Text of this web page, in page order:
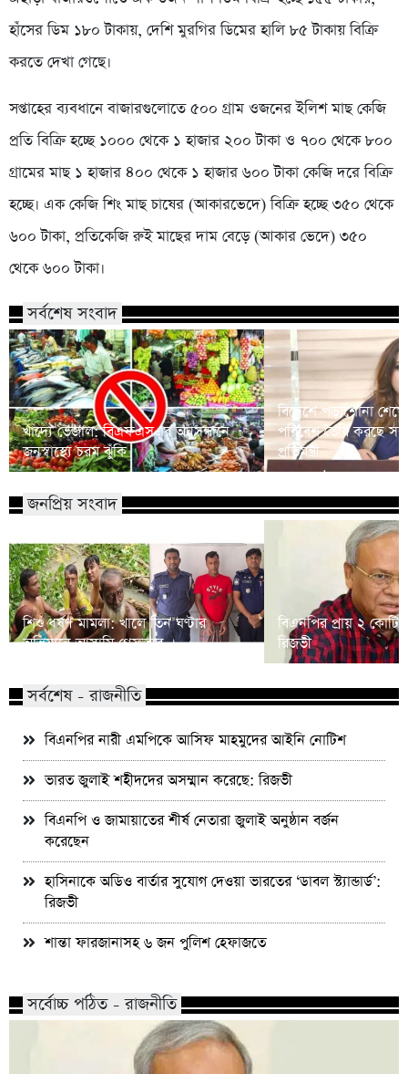
হাঁসের ডিম ১৮০ টাকায়, দেশি মুরগির ডিমের হালি ৮৫ টাকায় বিক্রি
করতে দেখা গেছে।
সপ্তাহের ব্যবধানে বাজারগুলোতে ৫০০ গ্রাম ওজনের ইলিশ মাছ কেজি
প্রতি বিক্রি হচ্ছে ১০০০ থেকে ১ হাজার ২০০ টাকা ও ৭০০ থেকে ৮০০
গ্রামের মাছ ১ হাজার ৪০০ থেকে ১ হাজার ৬০০ টাকা কেজি দরে বিক্রি
হচ্ছে। এক কেজি শিং মাছ চাষের (আকারভেদে) বিক্রি হচ্ছে ৩৫০ থেকে
৬০০ টাকা, প্রতিকেজি রুই মাছের দাম বেড়ে (আকার ভেদে) ৩৫০
থেকে ৬০০ টাকা।
সর্বশেষ সংবাদ
খাদ্যে ভেজাল: বিএফএসএর অনুসন্ধানে
জনস্বাস্থ্যে চরম ঝুঁকি
বিদেশে পড়াশোনা
পরিবেশ তৈরি করছে
প্রতিমন্ত্রী
জনপ্রিয় সংবাদ
শিশু ধর্ষণ মামলা: খালে তিন ঘণ্টার
অভিযানে আসামি গ্রেফতার
বিএনপির প্রায় ২ কোটি
রিজভী
সর্বশেষ - রাজনীতি
বিএনপির নারী এমপিকে আসিফ মাহমুদের আইনি নোটিশ
ভারত জুলাই শহীদদের অসম্মান করেছে: রিজভী
বিএনপি ও জামায়াতের শীর্ষ নেতারা জুলাই অনুষ্ঠান বর্জন
করেছেন
হাসিনাকে অডিও বার্তার সুযোগ দেওয়া ভারতের ‘ডাবল স্ট্যান্ডার্ড’:
রিজভী
শান্তা ফারজানাসহ ৬ জন পুলিশ হেফাজতে
সর্বোচ্চ পঠিত - রাজনীতি